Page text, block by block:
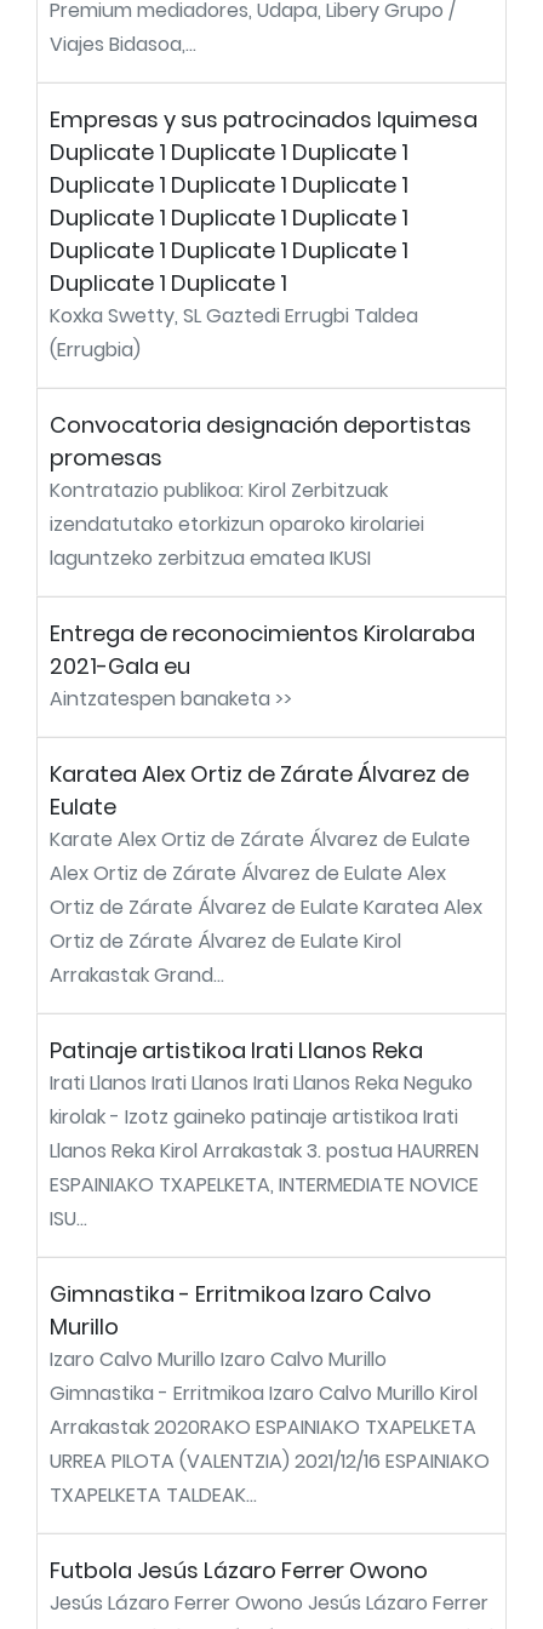
Premium mediadores, Udapa, Libery Grupo /
Viajes Bidasoa,...
Empresas y sus patrocinados Iquimesa
Duplicate 1 Duplicate 1 Duplicate 1
Duplicate 1 Duplicate 1 Duplicate 1
Duplicate 1 Duplicate 1 Duplicate 1
Duplicate 1 Duplicate 1 Duplicate 1
Duplicate 1 Duplicate 1
Koxka Swetty, SL Gaztedi Errugbi Taldea
(Errugbia)
Convocatoria designación deportistas
promesas
Kontratazio publikoa: Kirol Zerbitzuak
izendatutako etorkizun oparoko kirolariei
laguntzeko zerbitzua ematea IKUSI
Entrega de reconocimientos Kirolaraba
2021-Gala eu
Aintzatespen banaketa >>
Karatea Alex Ortiz de Zárate Álvarez de
Eulate
Karate Alex Ortiz de Zárate Álvarez de Eulate
Alex Ortiz de Zárate Álvarez de Eulate Alex
Ortiz de Zárate Álvarez de Eulate Karatea Alex
Ortiz de Zárate Álvarez de Eulate Kirol
Arrakastak Grand...
Patinaje artistikoa Irati Llanos Reka
Irati Llanos Irati Llanos Irati Llanos Reka Neguko
kirolak - Izotz gaineko patinaje artistikoa Irati
Llanos Reka Kirol Arrakastak 3. postua HAURREN
ESPAINIAKO TXAPELKETA, INTERMEDIATE NOVICE
ISU...
Gimnastika - Erritmikoa Izaro Calvo
Murillo
Izaro Calvo Murillo Izaro Calvo Murillo
Gimnastika - Erritmikoa Izaro Calvo Murillo Kirol
Arrakastak 2020RAKO ESPAINIAKO TXAPELKETA
URREA PILOTA (VALENTZIA) 2021/12/16 ESPAINIAKO
TXAPELKETA TALDEAK...
Futbola Jesús Lázaro Ferrer Owono
Jesús Lázaro Ferrer Owono Jesús Lázaro Ferrer